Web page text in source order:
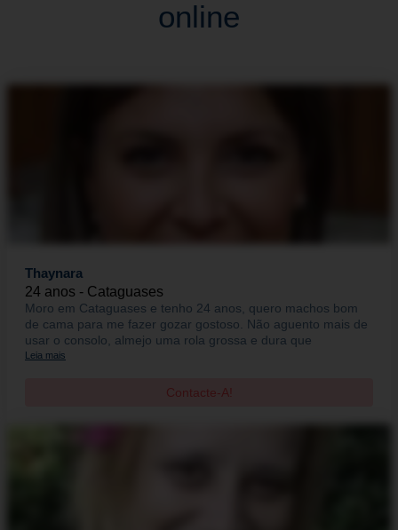
online
Thaynara
24 anos - Cataguases
Moro em Cataguases e tenho 24 anos, quero machos bom
de cama para me fazer gozar gostoso. Não aguento mais de
usar o consolo, almejo uma rola grossa e dura que
Leia mais
Contacte-A!